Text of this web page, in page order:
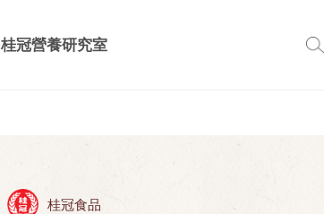
桂冠營養研究室
桂冠食品